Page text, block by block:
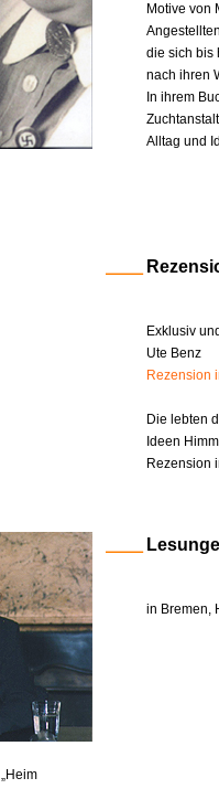
Motive von
die sich bis
nach ihren
In ihrem
Alltag und
Exklusiv
Ute Benz
Rezension
Die lebten
Ideen
Rezension
in Bremen,